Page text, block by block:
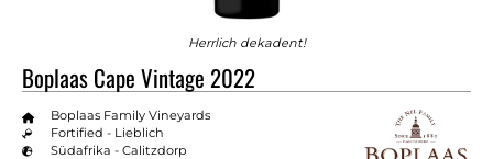
Herrlich dekadent!
Boplaas Cape Vintage 2022
Boplaas Family Vineyards
Fortified - Lieblich
Südafrika - Calitzdorp